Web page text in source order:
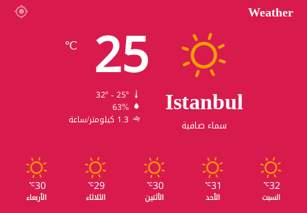
Weather
Istanbul
سماء صافية
25
℃
32º - 25º
63%
1.3 كيلومتر/ساعة
32
℃
السبت
31
℃
الأحد
30
℃
الأثنين
29
℃
الثلاثاء
30
℃
الأربعاء